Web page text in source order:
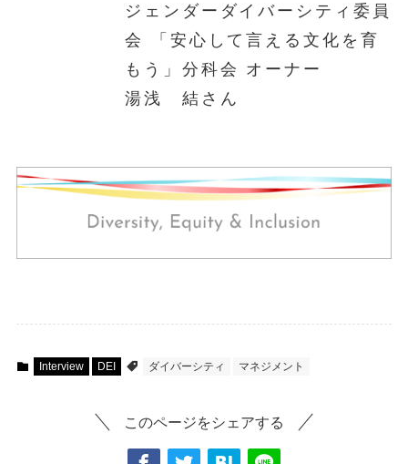
ジェンダーダイバーシティ委員
会 「安心して言える文化を育
もう」分科会 オーナー
湯浅 結さん
Interview DEI ダイバーシティ マネジメント
このページをシェアする